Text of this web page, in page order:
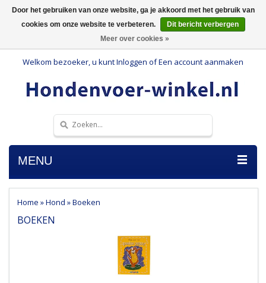
Welkom bezoeker, u kuntInloggen ofEen account aanmaken
MENU
Home »Hond »Boeken
BOEKEN
Door het gebruiken van onze website, ga je akkoord met het gebruik van
cookies om onze website te verbeteren.
Dit bericht verbergen
Meer over cookies »